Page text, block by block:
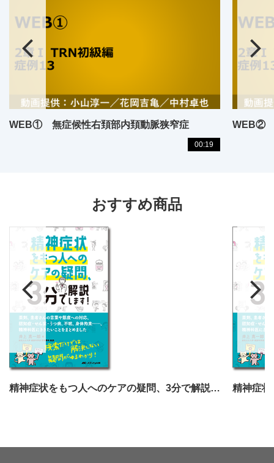
WEB① 無症候性右頚部内頚動脈狭窄症
00:19
WEB②
おすすめ商品
精神症状をもつ人へのケアの疑問、3分で解説します！